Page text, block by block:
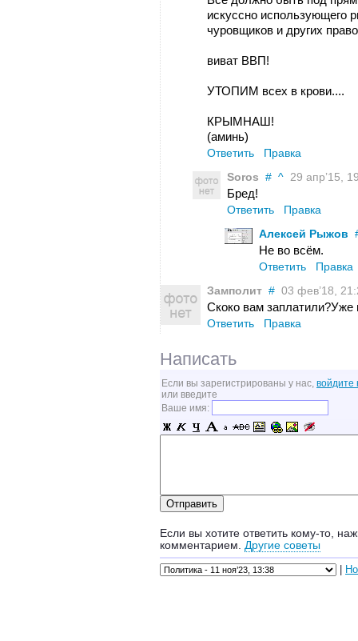
искуссно использующего
чуровщиков и других
виват ВВП!
УТОПИМ всех в крови....
КРЫМНАШ!
(аминь)
Ответить
Правка
Soros # ^ 29 апр’15,
Бред!
Ответить
Правка
Алексей Рыжов
Не во всём.
Ответить
Правка
Замполит # 03 фев’18,
Скоко вам заплатили?Уже
Ответить Правка
Написать
Если вы зарегистрированы у нас, войдите
или введите
Ваше имя:
Если вы хотите ответить кому-то,
комментарием. Другие советы